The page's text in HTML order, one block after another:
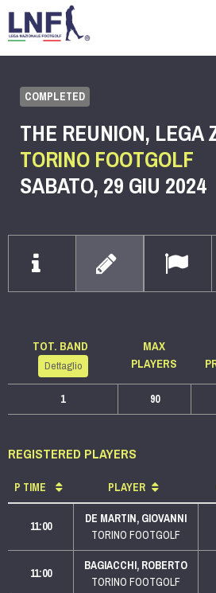
COMPLETED
THE REUNION, LEGA
TORINO FOOTGOLF
SABATO, 29 GIU 2024
TOT. BAND
Dettaglio
MAX
PLAYERS
1 90
REGISTERED PLAYERS
P TIME PLAYER
11:00
DE MARTIN, GIOVANNI
TORINO FOOTGOLF
11:00
BAGIACCHI, ROBERTO
TORINO FOOTGOLF